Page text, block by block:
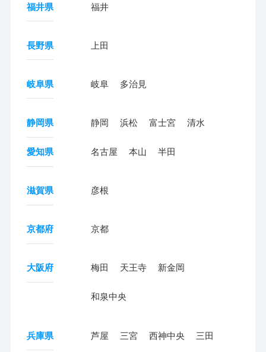
福井県 福井
長野県 上田
岐阜県 岐阜 多治見
静岡県 静岡 浜松 富士宮 清水
愛知県 名古屋 本山 半田
滋賀県 彦根
京都府 京都
大阪府 梅田 天王寺 新金岡
和泉中央
兵庫県 芦屋 三宮 西神中央 三田